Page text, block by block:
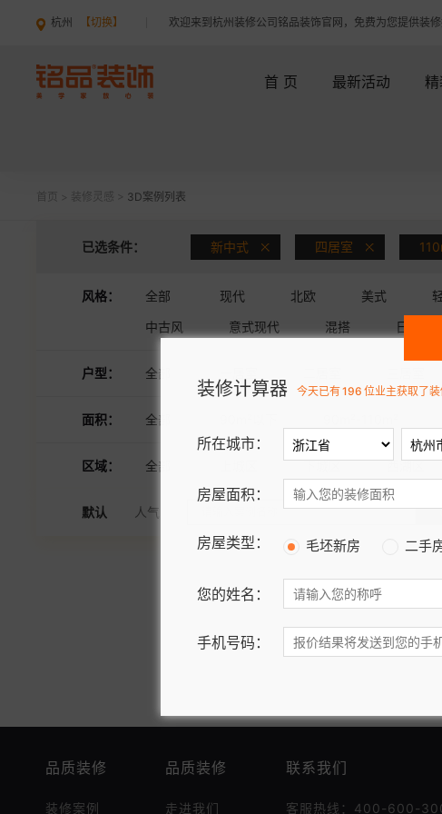
杭州 【切换】 欢迎来到杭州装修公司铭品装饰官网，免费为您提供装修
首 页 最新活动 精
首页 装修灵感 3D案例列表
已选条件： 新中式 四居室
风格： 全部 现代 北欧 美式
中古风
意式现代 混搭 日式
户型： 全部
面积： 全部
区域： 全部 下城区 西湖区
默认 人气
品质装修
装修案例
品质装修
走进我们
联系我们
客服热线：400-600-
装修计算器 今天已有196 位业主获取了
所在城市：
房屋面积：
房屋类型： 毛坯新房 二手
您的姓名：
手机号码：